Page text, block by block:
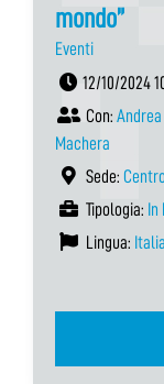
mondo”
Eventi
12/10/2024
Con:
Machera
Sede:
Tipologia: In
Lingua: